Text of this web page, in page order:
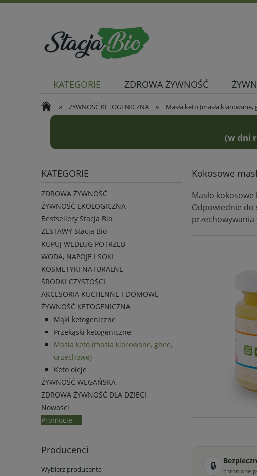
KATEGORIE ZDROWA ŻYWNOŚĆ
» ŻYWNOŚĆ KETOGENICZNA » Masła keto (masła
(w dni
KATEGORIE
ZDROWA ŻYWNOŚĆ
ŻYWNOŚĆ EKOLOGICZNA
Bestsellery Stacja Bio
ZESTAWY Stacja Bio
KUPUJ WEDŁUG POTRZEB
WODA, NAPOJE I SOKI
KOSMETYKI NATURALNE
ŚRODKI CZYSTOŚCI
AKCESORIA KUCHENNE I DOMOWE
ŻYWNOŚĆ KETOGENICZNA
Mąki ketogeniczne
Przekąski ketogeniczne
Masła keto (masła klarowane, ghee,
orzechowe)
Keto oleje
ŻYWNOŚĆ WEGAŃSKA
ZDROWA ŻYWNOŚĆ DLA DZIECI
Nowości
Promocje
Producenci
Wybierz producenta
Kokosowe
Masło
Odpowiednie do
przechowywania
🔒 chronione